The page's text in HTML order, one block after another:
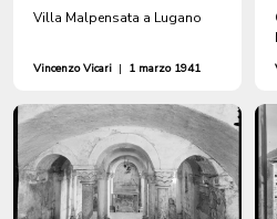
Villa Malpensata a Lugano
Vincenzo Vicari | 1 marzo 1941